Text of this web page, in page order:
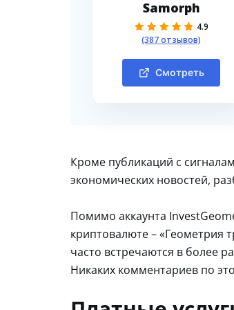
Samorph
4.9
(387 отзывов)
Смотреть
Кроме публикаций с
экономических новостей,
Помимо аккаунта
криптовалюте – «Геометрия
часто встречаются в более
Никаких комментариев по